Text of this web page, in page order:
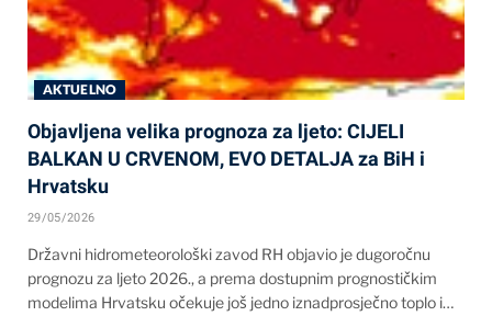
AKTUELNO
Objavljena velika prognoza za ljeto: CIJELI
BALKAN U CRVENOM, EVO DETALJA za BiH i
Hrvatsku
29/05/2026
Državni hidrometeorološki zavod RH objavio je dugoročnu
prognozu za ljeto 2026., a prema dostupnim prognostičkim
modelima Hrvatsku očekuje još jedno iznadprosječno toplo i…